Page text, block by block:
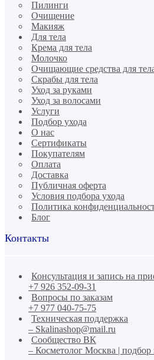
Пилинги
Очищение
Макияж
Для тела
Крема для тела
Молочко
Очищающие средства для
Скрабы для тела
Уход за руками
Уход за волосами
Услуги
Подбор ухода
О нас
Сертификаты
Покупателям
Оплата
Доставка
Публичная оферта
Условия подбора ухода
Политика
Блог
Контакты
Консультация и запись на
+7 926 352-09-31
Вопросы по заказам
+7 977 040-75-75
Техническая поддержка
– Skalinashop@mail.ru
Сообщество ВК
– Косметолог Москва | подбор